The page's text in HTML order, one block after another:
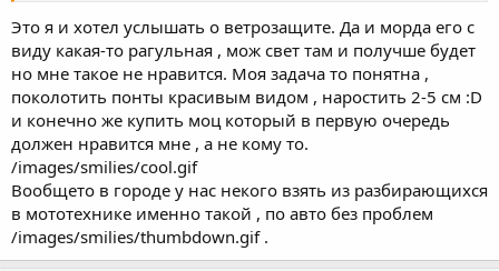
Это я и хотел услышать о ветрозащите. Да и морда его с
виду какая-то рагульная , мож свет там и получше будет
но мне такое не нравится. Моя задача то понятна ,
поколотить понты красивым видом , наростить 2-5 см :D
и конечно же купить моц который в первую очередь
должен нравится мне , а не кому то.
/images/smilies/cool.gif
Вообщето в городе у нас некого взять из разбирающихся
в мототехнике именно такой , по авто без проблем
/images/smilies/thumbdown.gif .